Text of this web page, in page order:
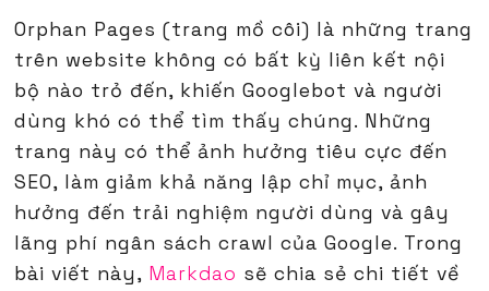
Orphan Pages (trang mồ côi) là những trang
trên website không có bất kỳ liên kết nội
bộ nào trỏ đến, khiến Googlebot và người
dùng khó có thể tìm thấy chúng. Những
trang này có thể ảnh hưởng tiêu cực đến
SEO, làm giảm khả năng lập chỉ mục, ảnh
hưởng đến trải nghiệm người dùng và gây
lãng phí ngân sách crawl của Google. Trong
bài viết này, Markdao sẽ chia sẻ chi tiết về